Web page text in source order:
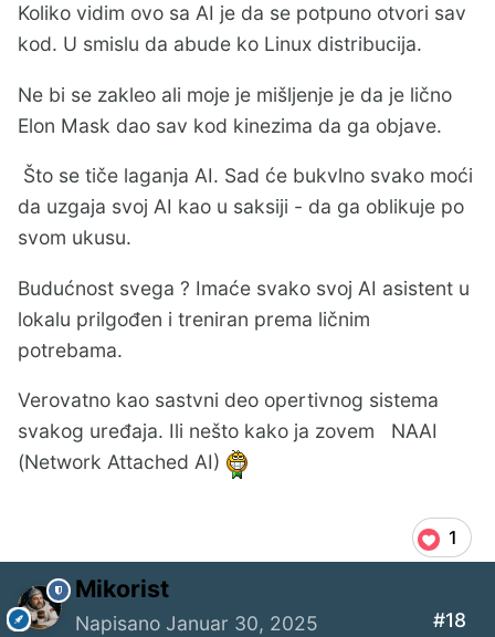
Koliko vidim ovo sa AI je da se potpuno otvori sav
kod. U smislu da abude ko Linux distribucija.
Ne bi se zakleo ali moje je mišljenje je da je lično
Elon Mask dao sav kod kinezima da ga objave.
Što se tiče laganja AI. Sad će bukvlno svako moći
da uzgaja svoj AI kao u saksiji - da ga oblikuje po
svom ukusu.
Budućnost svega ? Imaće svako svoj AI asistent u
lokalu prilgođen i treniran prema ličnim
potrebama.
Verovatno kao sastvni deo opertivnog sistema
svakog uređaja. Ili nešto kako ja zovem NAAI
(Network Attached AI)
1
Mikorist
Napisano Januar 30, 2025 #18